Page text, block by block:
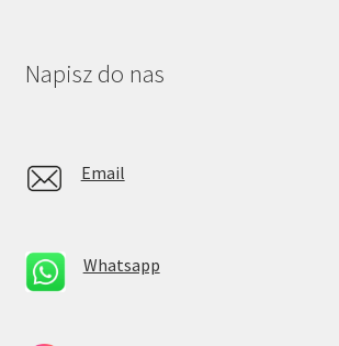
Napisz do nas
Email
Whatsapp